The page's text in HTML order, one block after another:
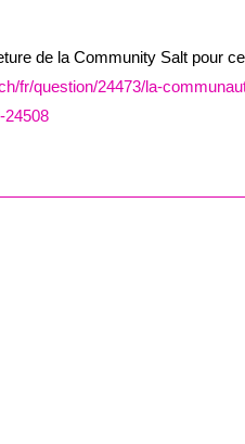
de la Community Salt pour
fr/question/24473/la-
24508